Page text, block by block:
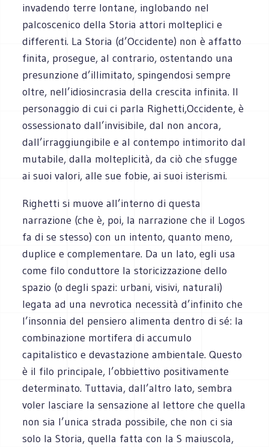
invadendo terre lontane, inglobando nel
palcoscenico della Storia attori molteplici e
differenti. La Storia (d’Occidente) non è affatto
finita, prosegue, al contrario, ostentando una
presunzione d’illimitato, spingendosi sempre
oltre, nell’idiosincrasia della crescita infinita. Il
personaggio di cui ci parla Righetti,Occidente, è
ossessionato dall’invisibile, dal non ancora,
dall’irraggiungibile e al contempo intimorito dal
mutabile, dalla molteplicità, da ciò che sfugge
ai suoi valori, alle sue fobie, ai suoi isterismi.
Righetti si muove all’interno di questa
narrazione (che è, poi, la narrazione che il Logos
fa di se stesso) con un intento, quanto meno,
duplice e complementare. Da un lato, egli usa
come filo conduttore la storicizzazione dello
spazio (o degli spazi: urbani, visivi, naturali)
legata ad una nevrotica necessità d’infinito che
l’insonnia del pensiero alimenta dentro di sé: la
combinazione mortifera di accumulo
capitalistico e devastazione ambientale. Questo
è il filo principale, l’obbiettivo positivamente
determinato. Tuttavia, dall’altro lato, sembra
voler lasciare la sensazione al lettore che quella
non sia l’unica strada possibile, che non ci sia
solo la Storia, quella fatta con la S maiuscola,